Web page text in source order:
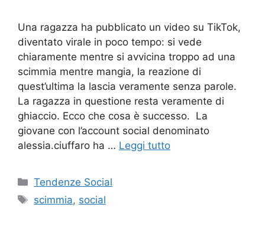
Una ragazza ha pubblicato un video su TikTok,
diventato virale in poco tempo: si vede
chiaramente mentre si avvicina troppo ad una
scimmia mentre mangia, la reazione di
quest’ultima la lascia veramente senza parole.
La ragazza in questione resta veramente di
ghiaccio. Ecco che cosa è successo. La
giovane con l’account social denominato
alessia.ciuffaro ha … Leggi tutto
Categorie
Tendenze Social
Tag
scimmia, social